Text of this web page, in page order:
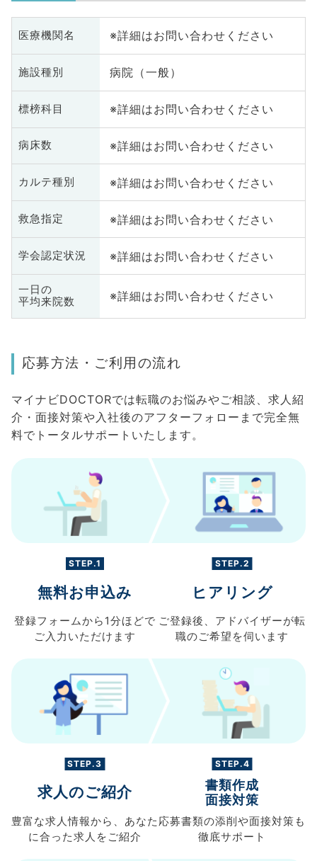
医療機関名 ※詳細はお問い合わせください
施設種別 病院（一般）
標榜科目 ※詳細はお問い合わせください
病床数 ※詳細はお問い合わせください
カルテ種別 ※詳細はお問い合わせください
救急指定 ※詳細はお問い合わせください
学会認定状況 ※詳細はお問い合わせください
一日の
平均来院数
※詳細はお問い合わせください
応募方法・ご利用の流れ
マイナビDOCTORでは転職のお悩みやご相談、求人紹
介・面接対策や入社後のアフターフォローまで完全無
料でトータルサポートいたします。
STEP.1
無料お申込み
登録フォームから 1分ほどで
ご入力 いただけます
STEP.2
ヒアリング
ご登録後、 アドバイザーが転
職のご希望を伺います
STEP.3
求人のご紹介
豊富な求人情報から、 あなた
に合った求人を ご紹介
STEP.4
書類作成
面接対策
応募書類の添削や面接対策も
徹底サポート